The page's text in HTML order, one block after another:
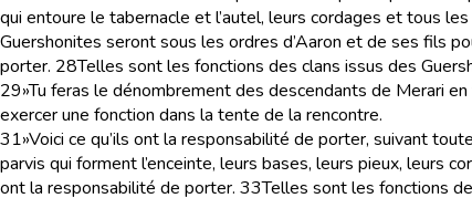
qui entoure le tabernacle et l’autel, leurs cordages et tous
Guershonites seront sous les ordres d’Aaron et de ses fils
porter. 28Telles sont les fonctions des clans issus des
29»Tu feras le dénombrement des descendants de Merari
exercer une fonction dans la tente de la rencontre.
31»Voici ce qu’ils ont la responsabilité de porter, suivant
parvis qui forment l’enceinte, leurs bases, leurs pieux, leurs
ont la responsabilité de porter. 33Telles sont les fonctions